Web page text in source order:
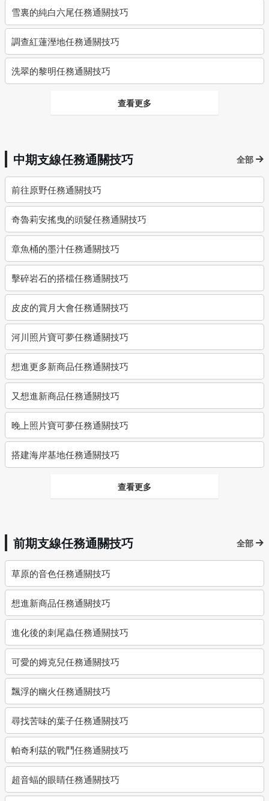
雪裏的純白六尾任務通關技巧
調查紅蓮溼地任務通關技巧
洗翠的黎明任務通關技巧
查看更多
中期支線任務通關技巧 全部
前往原野任務通關技巧
奇魯莉安搖曳的頭髮任務通關技巧
章魚桶的墨汁任務通關技巧
擊碎岩石的搭檔任務通關技巧
皮皮的賞月大會任務通關技巧
河川照片寶可夢任務通關技巧
想進更多新商品任務通關技巧
又想進新商品任務通關技巧
晚上照片寶可夢任務通關技巧
搭建海岸基地任務通關技巧
查看更多
前期支線任務通關技巧 全部
草原的音色任務通關技巧
想進新商品任務通關技巧
進化後的刺尾蟲任務通關技巧
可愛的姆克兒任務通關技巧
飄浮的幽火任務通關技巧
尋找苦味的葉子任務通關技巧
帕奇利茲的戰鬥任務通關技巧
超音蝠的眼睛任務通關技巧